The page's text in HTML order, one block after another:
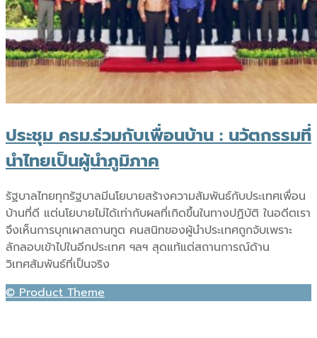
ประชุม ครม.ร่วมกับเพื่อนบ้าน : นวัตกรรมที่
นำไทยเป็นผู้นำภูมิภาค
รัฐบาลไทยทุกรัฐบาลมีนโยบายสร้างความสัมพันธ์กับประเทศเพื่อน
บ้านที่ดี แต่นโยบายไม่ได้เท่ากับผลที่เกิดขึ้นในทางปฏิบัติ ในอดีตเรา
จึงเห็นการบุกเผาสถานทูต คนสนิทของผู้นำประเทศถูกจับเพราะ
ลักลอบเข้าไปในอีกประเทศ ฯลฯ สุดแท้แต่สถานการณ์ด้าน
วิเทศสัมพันธ์ที่เป็นจริง
© Product Theme